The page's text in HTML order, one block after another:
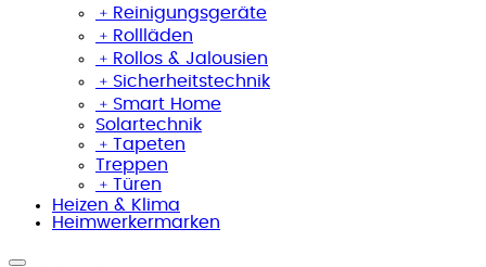
﹢ Reinigungsgeräte
﹢ Rollläden
﹢ Rollos & Jalousien
﹢ Sicherheitstechnik
﹢ Smart Home
Solartechnik
﹢ Tapeten
Treppen
﹢ Türen
Heizen & Klima
Heimwerkermarken